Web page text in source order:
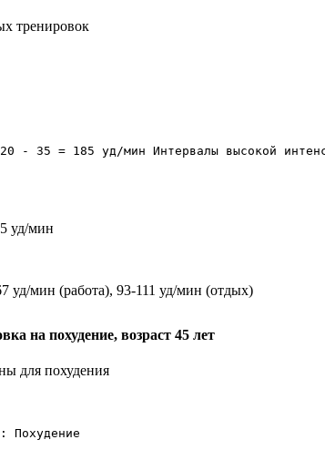
тренировок
- 35 = 185 уд/мин Интервалы высокой
уд/мин
уд/мин (работа), 93-111 уд/мин (отдых)
на похудение, возраст 45 лет
для похудения
Похудение